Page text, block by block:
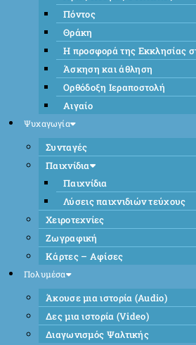
Πόντος
Θράκη
Η προσφορά της Εκκλησίας
Άσκηση και άθληση
Ορθόδοξη Ιεραποστολή
Αιγαίο
Ψυχαγωγία
Συνταγές
Παιχνίδια
Παιχνίδια
Λύσεις παιχνιδιών τεύχους
Χειροτεχνίες
Ζωγραφική
Κάρτες – Αφίσες
Πολυμέσα
Άκουσε μια ιστορία (Audio)
Δες μια ιστορία (Video)
Διαγωνισμός Ψαλτικής